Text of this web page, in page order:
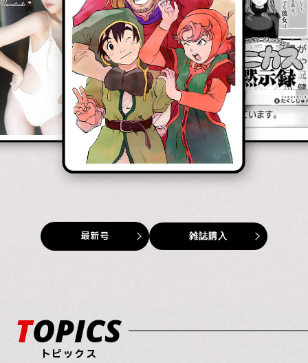
ら英雄視されるようになった件」
最新号 雑誌購入
TOPICS
トピックス